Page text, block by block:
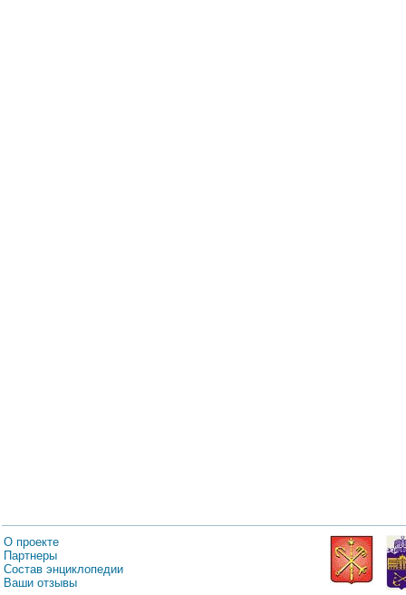
О проекте
Партнеры
Состав энциклопедии
Ваши отзывы